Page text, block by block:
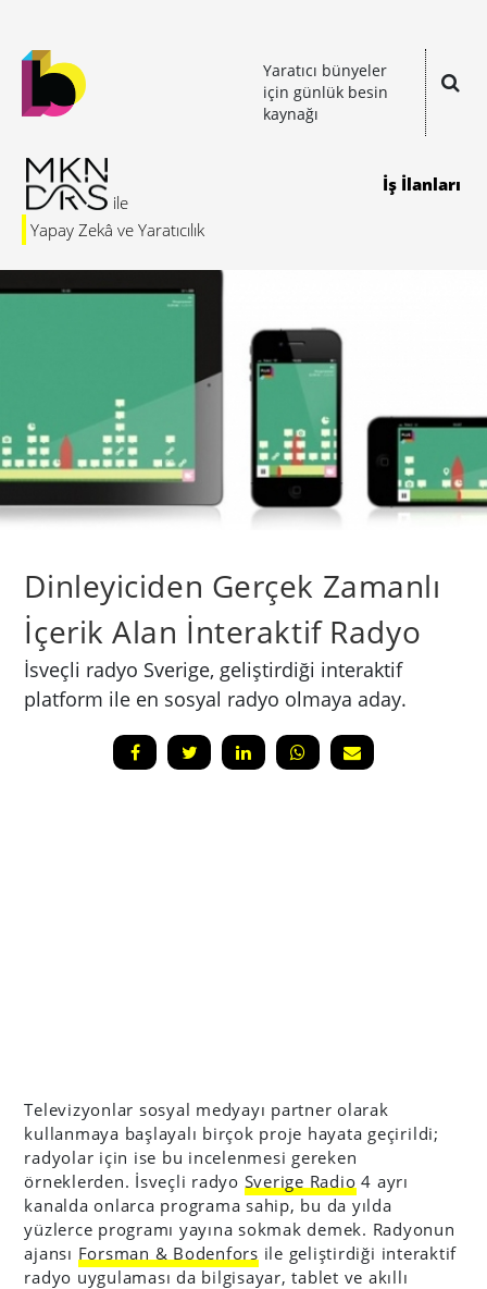
Yaratıcı bünyeler
için günlük besin
kaynağı
Yapay Zekâ ve Yaratıcılık
İş İlanları
Dinleyiciden Gerçek Zamanlı
İçerik Alan İnteraktif Radyo
İsveçli radyo Sverige, geliştirdiği interaktif
platform ile en sosyal radyo olmaya aday.
Televizyonlar sosyal medyayı partner olarak
kullanmaya başlayalı birçok proje hayata geçirildi;
radyolar için ise bu incelenmesi gereken
örneklerden. İsveçli radyo Sverige Radio 4 ayrı
kanalda onlarca programa sahip, bu da yılda
yüzlerce programı yayına sokmak demek. Radyonun
ajansı Forsman & Bodenfors ile geliştirdiği interaktif
radyo uygulaması da bilgisayar, tablet ve akıllı